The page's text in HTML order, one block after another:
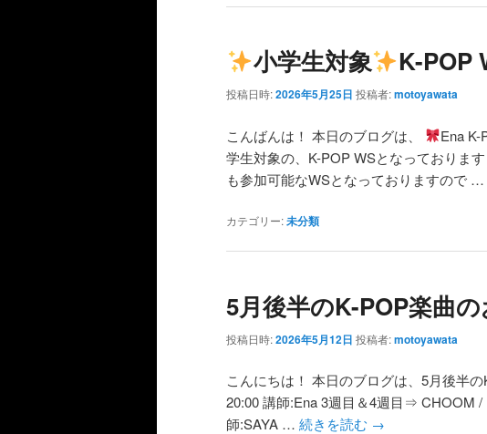
小学生対象 K-POP
投稿日時:2026年5月25日 投稿者:motoyawata
こんばんは！ 本日のブログは、 Ena K-
学生対象の、K-POP WSとなっておりま
も参加可能なWSとなっておりますので …
カテゴリー:未分類
5月後半のK-POP楽曲
投稿日時:2026年5月12日 投稿者:motoyawata
こんにちは！ 本日のブログは、5月後半
20:00 講師:Ena 3週目＆4週目⇒ CHOOM
師:SAYA … 続きを読む →